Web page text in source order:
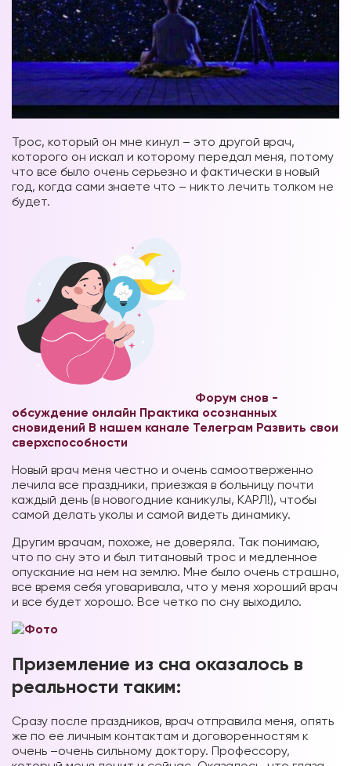
Трос, который он мне кинул – это другой врач,
которого он искал и которому передал меня, потому
что все было очень серьезно и фактически в новый
год, когда сами знаете что – никто лечить толком не
будет.
Форум снов -
обсуждение онлайн Практика осознанных
сновидений В нашем канале Телеграм Развить свои
сверхспособности
Новый врач меня честно и очень самоотверженно
лечила все праздники, приезжая в больницу почти
каждый день (в новогодние каникулы, КАРЛ!), чтобы
самой делать уколы и самой видеть динамику.
Другим врачам, похоже, не доверяла. Так понимаю,
что по сну это и был титановый трос и медленное
опускание на нем на землю. Мне было очень страшно,
все время себя уговаривала, что у меня хороший врач
и все будет хорошо. Все четко по сну выходило.
Приземление из сна оказалось в
реальности таким:
Сразу после праздников, врач отправила меня, опять
же по ее личным контактам и договоренностям к
очень –очень сильному доктору. Профессору,